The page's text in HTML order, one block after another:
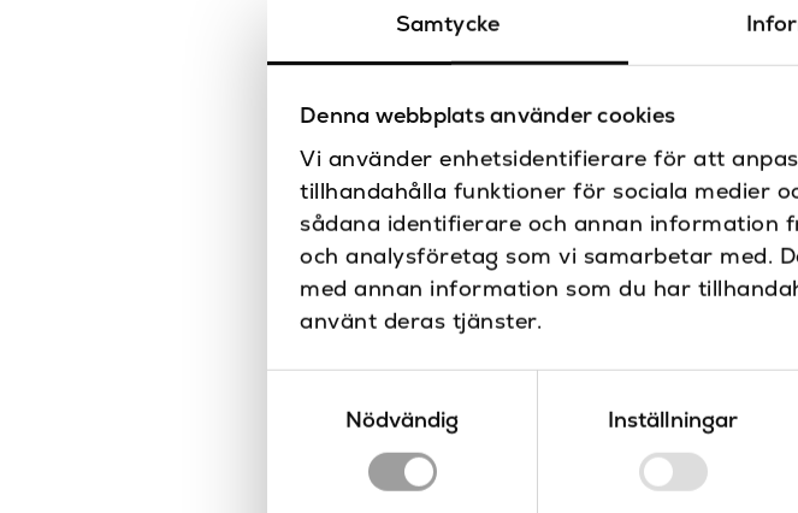
Samtycke
Denna webbplats använder cookies
Vi använder enhetsidentifierare för att
tillhandahålla funktioner för sociala medier
sådana identifierare och annan information
och analysföretag som vi samarbetar med.
med annan information som du har
använt deras tjänster.
Nödvändig
Inställningar